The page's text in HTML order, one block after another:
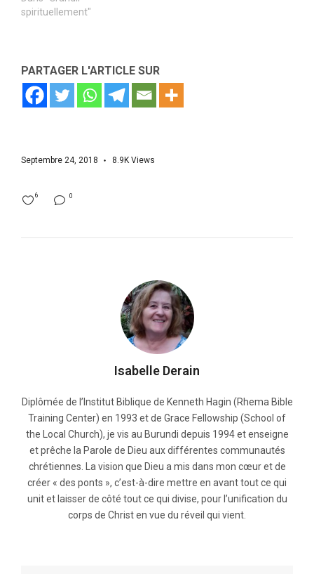
spirituellement"
PARTAGER L'ARTICLE SUR
Septembre 24, 2018 8.9K Views
0
6
Isabelle Derain
Diplômée de l’Institut Biblique de Kenneth Hagin (Rhema Bible
Training Center) en 1993 et de Grace Fellowship (School of
the Local Church), je vis au Burundi depuis 1994 et enseigne
et prêche la Parole de Dieu aux différentes communautés
chrétiennes. La vision que Dieu a mis dans mon cœur et de
créer « des ponts », c’est-à-dire mettre en avant tout ce qui
unit et laisser de côté tout ce qui divise, pour l’unification du
corps de Christ en vue du réveil qui vient.